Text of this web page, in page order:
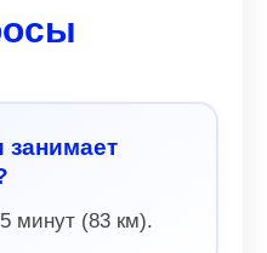
занимает
минут (83 км).